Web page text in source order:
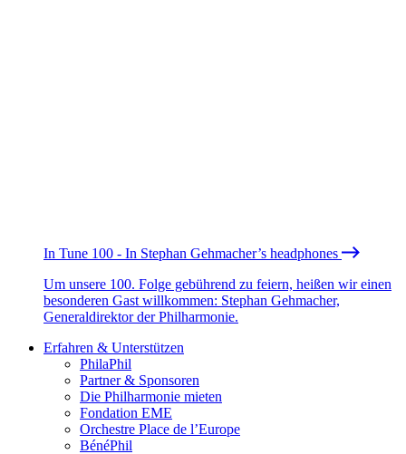
In Tune 100 - In Stephan Gehmacher’s headphones
Um unsere 100. Folge gebührend zu feiern, heißen wir einen
besonderen Gast willkommen: Stephan Gehmacher,
Generaldirektor der Philharmonie.
Erfahren & Unterstützen
PhilaPhil
Partner & Sponsoren
Die Philharmonie mieten
Fondation EME
Orchestre Place de l’Europe
BénéPhil